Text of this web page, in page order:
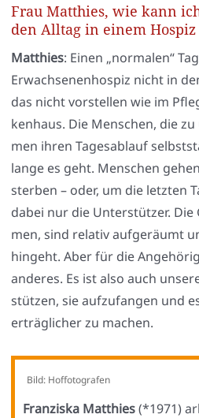
Frau Matthies, wie kann
den Alltag in einem
Mat­thies: Einen „nor­ma­len“
Erwach­se­nen­hos­piz nicht in
das nicht vor­stel­len wie im
ken­haus. Die Men­schen, die
men ihren Tages­ab­lauf
lan­ge es geht. Men­schen
ster­ben – oder, um die letz­ten
dabei nur die Unter­stüt­zer.
men, sind rela­tiv auf­ge­räumt
hin­geht. Aber für die
ande­res. Es ist also auch
stüt­zen, sie auf­zu­fan­gen und
erträg­li­cher zu machen.
Bild: Hof­fo­to­gra­fen
Fran­zis­ka Mat­thies(*1971)